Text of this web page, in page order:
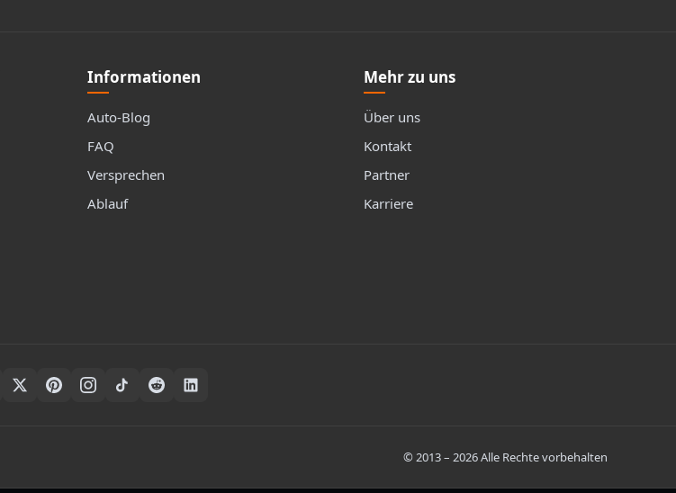
Informationen
Auto-Blog
FAQ
Versprechen
Ablauf
Mehr zu uns
Über uns
Kontakt
Partner
Karriere
© 2013– 2026Alle Rechte vorbehalten